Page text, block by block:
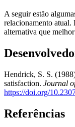
A seguir estão
relacionamento atual.
alternativa que
Hendrick, S. S.
satisfaction. Journal
https://doi.org/
Referências